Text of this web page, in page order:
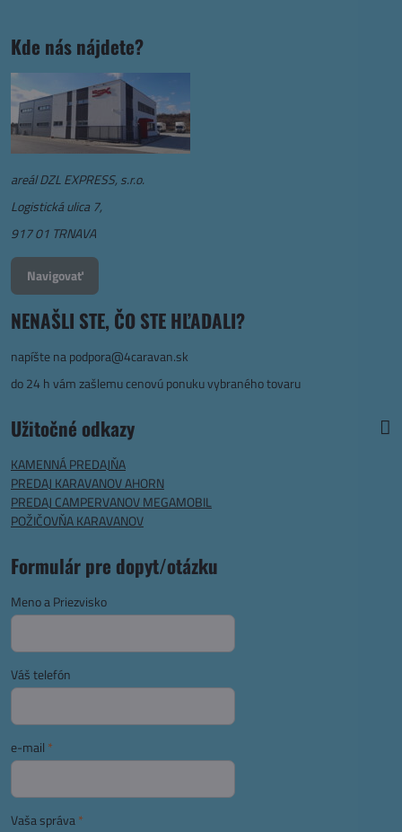
Kde nás nájdete?
areál DZL EXPRESS, s.r.o.
Logistická ulica 7,
917 01 TRNAVA
Navigovať
NENAŠLI STE, ČO STE HĽADALI?
napíšte napodpora@4caravan.sk
do 24 h vám zašlemu cenovú ponuku vybraného tovaru
Užitočné odkazy
KAMENNÁ PREDAJŇA
PREDAJ KARAVANOV AHORN
PREDAJ CAMPERVANOV MEGAMOBIL
POŽIČOVŇA KARAVANOV
Formulár pre dopyt/otázku
Meno a Priezvisko
Váš telefón
e-mail *
Vaša správa*